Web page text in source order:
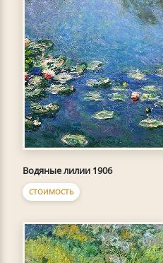
Водяные лилии 1906
СТОИМОСТЬ